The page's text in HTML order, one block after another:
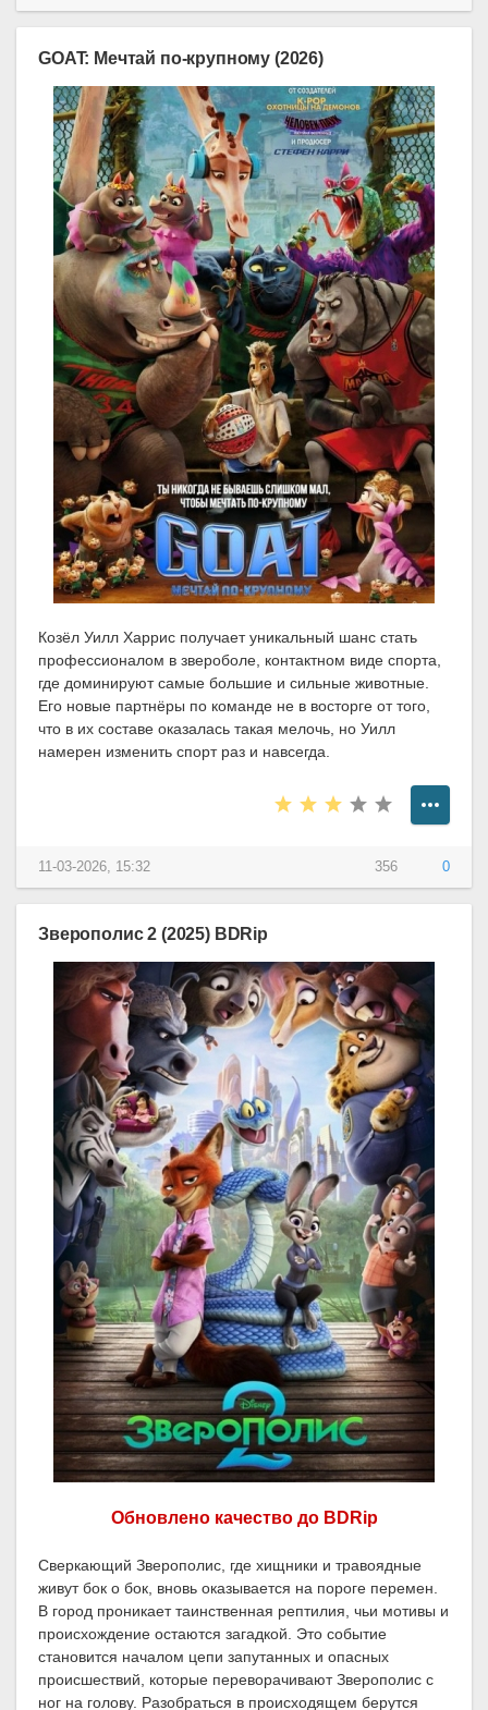
GOAT: Мечтай по-крупному (2026)
Козёл Уилл Харрис получает уникальный шанс стать
профессионалом в звероболе, контактном виде спорта,
где доминируют самые большие и сильные животные.
Его новые партнёры по команде не в восторге от того,
что в их составе оказалась такая мелочь, но Уилл
намерен изменить спорт раз и навсегда.
356 0
11-03-2026, 15:32
Зверополис 2 (2025) BDRip
Обновлено качество до BDRip
Сверкающий Зверополис, где хищники и травоядные
живут бок о бок, вновь оказывается на пороге перемен.
В город проникает таинственная рептилия, чьи мотивы и
происхождение остаются загадкой. Это событие
становится началом цепи запутанных и опасных
происшествий, которые переворачивают Зверополис с
ног на голову. Разобраться в происходящем берутся